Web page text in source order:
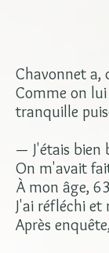
Chavonnet a,
Comme on
tranquille
— J'étais bien
On m'avait
À mon âge,
J'ai réfléchi et
Après